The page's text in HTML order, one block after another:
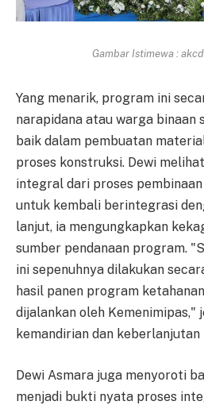
Gambar Istimewa :
Yang menarik, program ini
narapidana atau warga binaan
baik dalam pembuatan
proses konstruksi. Dewi
integral dari proses
untuk kembali berintegrasi
lanjut, ia mengungkapkan
sumber pendanaan program.
ini sepenuhnya dilakukan
hasil panen program
dijalankan oleh Kemenimipas,"
kemandirian dan
Dewi Asmara juga menyoroti
menjadi bukti nyata proses